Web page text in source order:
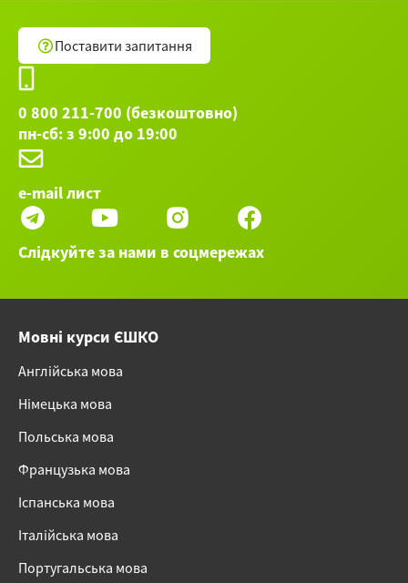
Поставити запитання
0 800 211-700 (безкоштовно)
пн-сб: з 9:00 до 19:00
e-mail лист
Слідкуйте за нами в соцмережах
Мовні курси ЄШКО
Англійська мова
Німецька мова
Польська мова
Французька мова
Іспанська мова
Італійська мова
Португальська мова